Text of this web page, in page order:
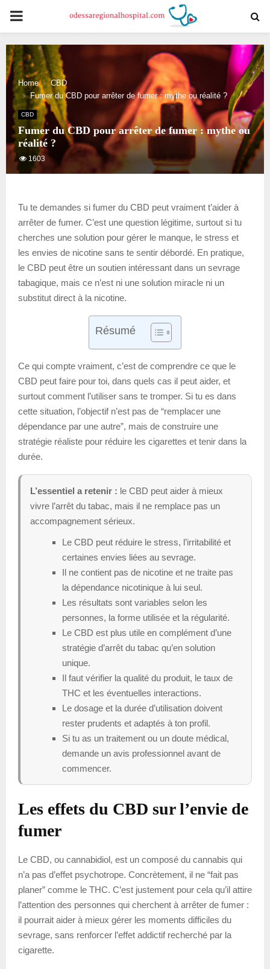
PRIMARY
MENU
Home
CBD
Fumer du CBD pour arrêter de fumer : mythe ou réalité ?
CBD
Fumer du CBD pour arrêter de fumer : mythe ou
réalité ?
1603
Tu te demandes si fumer du CBD peut vraiment t’aider à
arrêter de fumer. C’est une question légitime, surtout si tu
cherches une solution pour gérer le manque, le stress et
les envies de nicotine sans te sentir débordé. En pratique,
le CBD peut être un soutien intéressant dans un sevrage
tabagique, mais ce n’est ni une solution miracle ni un
substitut direct à la nicotine.
Résumé
Ce qui compte vraiment, c’est de comprendre ce que le
CBD peut faire pour toi, dans quels cas il peut aider, et
surtout comment l’utiliser sans te tromper. Si tu es dans
cette situation, l’objectif n’est pas de “remplacer une
dépendance par une autre”, mais de construire une
stratégie réaliste pour réduire les cigarettes et tenir dans la
durée.
L’essentiel a retenir : le CBD peut aider à mieux
vivre l’arrêt du tabac, mais il ne remplace pas un
accompagnement sérieux.
Le CBD peut réduire le stress, l’irritabilité et
certaines envies liées au sevrage.
Il ne contient pas de nicotine et ne traite pas
la dépendance nicotinique à lui seul.
Les résultats sont variables selon les
personnes, la forme utilisée et la régularité.
Le CBD est plus utile en complément d’une
stratégie d’arrêt du tabac qu’en solution
unique.
Il faut vérifier la qualité du produit, le taux de
THC et les éventuelles interactions.
Le dosage et la durée d’utilisation doivent
rester prudents et adaptés à ton profil.
Si tu as un traitement ou un doute médical,
demande un avis professionnel avant de
commencer.
Les effets du CBD sur l’envie de
fumer
Le CBD, ou cannabidiol, est un composé du cannabis qui
n’a pas d’effet psychotrope. Concrètement, il ne “fait pas
planer” comme le THC. C’est justement pour cela qu’il attire
l’attention des personnes qui cherchent à arrêter de fumer :
il pourrait aider à mieux gérer les moments difficiles du
sevrage, sans renforcer l’effet addictif recherché par la
cigarette.